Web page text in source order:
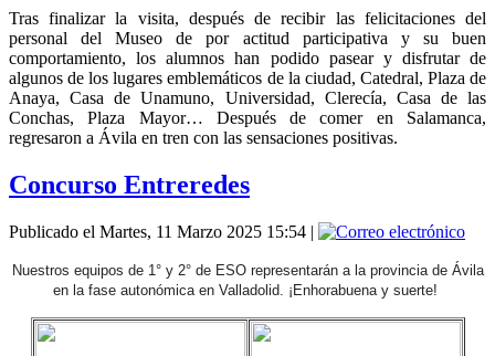
Tras finalizar la visita, después de recibir las felicitaciones del
personal del Museo de por actitud participativa y su buen
comportamiento, los alumnos han podido pasear y disfrutar de
algunos de los lugares emblemáticos de la ciudad, Catedral, Plaza de
Anaya, Casa de Unamuno, Universidad, Clerecía, Casa de las
Conchas, Plaza Mayor… Después de comer en Salamanca,
regresaron a Ávila en tren con las sensaciones positivas.
Concurso Entreredes
Publicado el Martes, 11 Marzo 2025 15:54 |
Nuestros equipos de 1° y 2° de ESO representarán a la provincia de Ávila
en la fase autonómica en Valladolid. ¡Enhorabuena y suerte!